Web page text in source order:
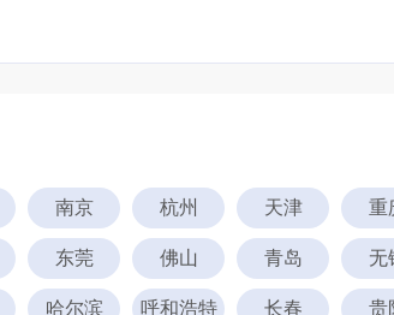
南京 杭州 天津 重
东莞 佛山 青岛 无
哈尔滨 呼和浩特 长春 贵